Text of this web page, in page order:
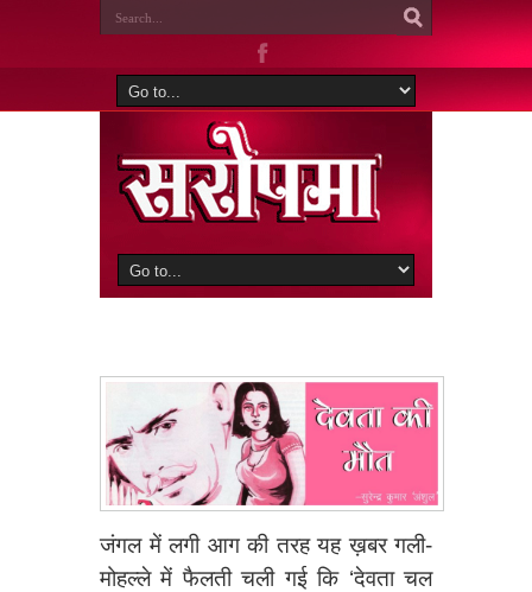
जंगल में लगी आग की तरह यह ख़बर गली-
मोहल्ले में फैलती चली गई कि ‘देवता चल